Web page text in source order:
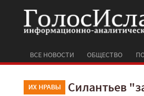
ВСЕ НОВОСТИ ОБЩЕСТВО
ИХ НРАВЫ Силантьев